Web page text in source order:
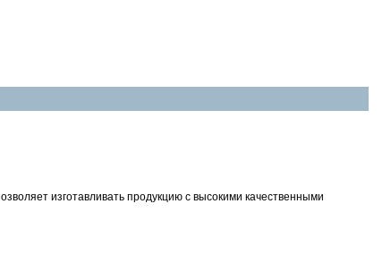
изготавливать продукцию с высокими качественными